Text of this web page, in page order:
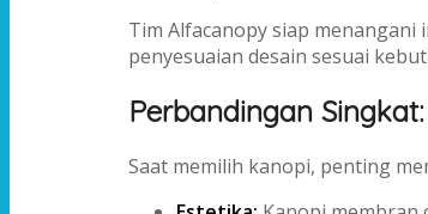
Tim Alfacanopy siap
penyesuaian desain sesuai
Perbandingan
Saat memilih kanopi, penting